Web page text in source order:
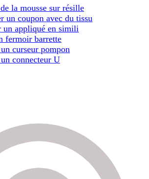
la mousse sur résille
un coupon avec du tissu
un appliqué en simili
fermoir barrette
curseur pompon
connecteur U